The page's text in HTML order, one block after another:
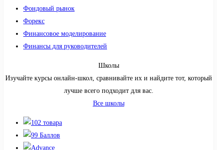
Фондовый рынок
Форекс
Финансовое моделирование
Финансы для руководителей
Школы
Изучайте курсы онлайн-школ, сравнивайте их и найдите тот, который
лучше всего подходит для вас.
Все школы